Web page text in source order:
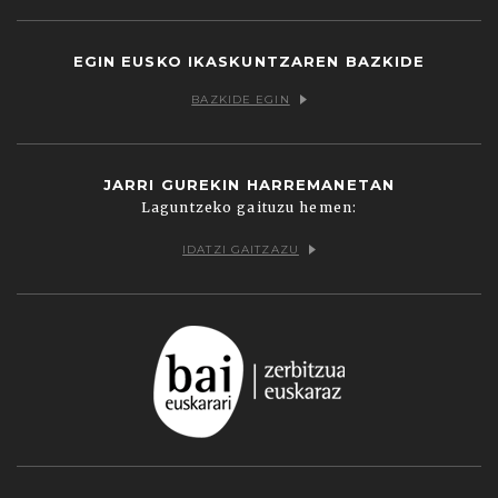
EGIN EUSKO IKASKUNTZAREN BAZKIDE
BAZKIDE EGIN
JARRI GUREKIN HARREMANETAN
Laguntzeko gaituzu hemen:
IDATZI GAITZAZU